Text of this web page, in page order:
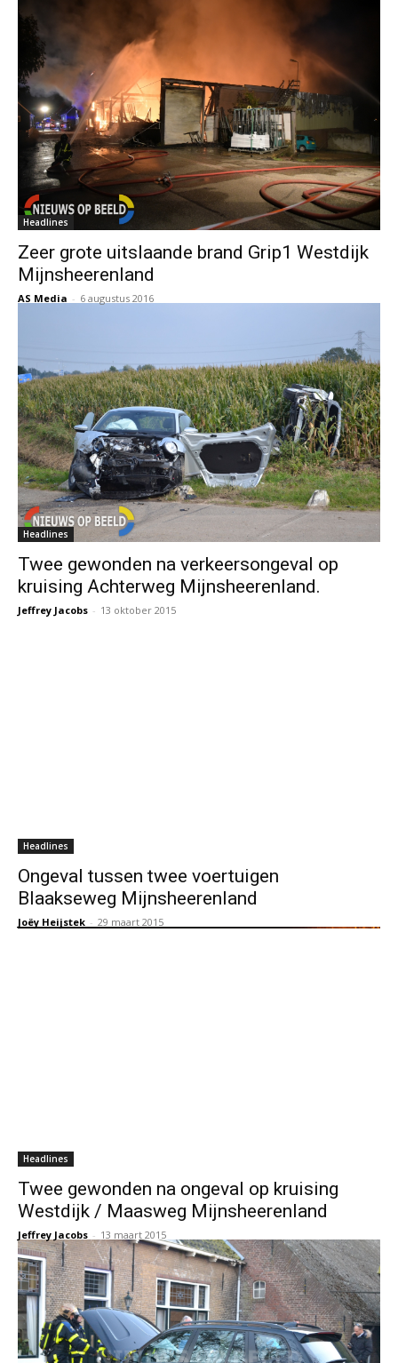
Headlines
Zeer grote uitslaande brand Grip1 Westdijk
Mijnsheerenland
AS Media - 6 augustus 2016
Headlines
Twee gewonden na verkeersongeval op
kruising Achterweg Mijnsheerenland.
Jeffrey Jacobs - 13 oktober 2015
Headlines
Ongeval tussen twee voertuigen
Blaakseweg Mijnsheerenland
Joëy Heijstek - 29 maart 2015
Headlines
Twee gewonden na ongeval op kruising
Westdijk / Maasweg Mijnsheerenland
Jeffrey Jacobs - 13 maart 2015